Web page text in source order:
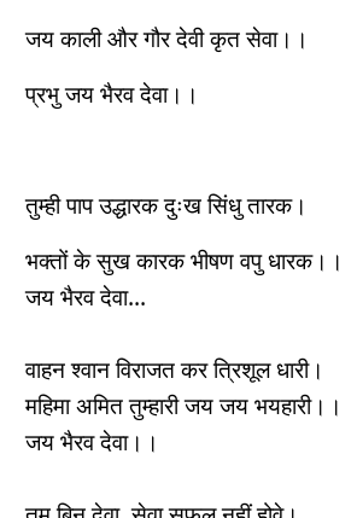
जय काली और गौर देवी कृत सेवा।।
प्रभु जय भैरव देवा।।
तुम्ही पाप उद्धारक दुःख सिंधु तारक।
भक्तों के सुख कारक भीषण वपु धारक।।
जय भैरव देवा...
वाहन श्वान विराजत कर त्रिशूल धारी।
महिमा अमित तुम्हारी जय जय भयहारी।।
जय भैरव देवा।।